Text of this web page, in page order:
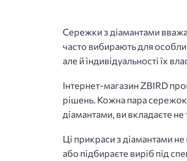
Сережки з діамантами
часто вибирають для
але й індивідуальності їх
Інтернет-магазин ZBIRD
рішень. Кожна пара
діамантами, ви вкладаєте не
Ці прикраси з діамантами
або підбираєте виріб під